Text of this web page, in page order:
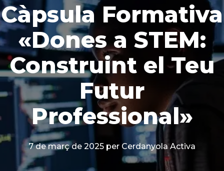
Càpsula Formativa
«Dones a STEM:
Construint el Teu
Futur
Professional»
7 de març de 2025 per Cerdanyola Activa